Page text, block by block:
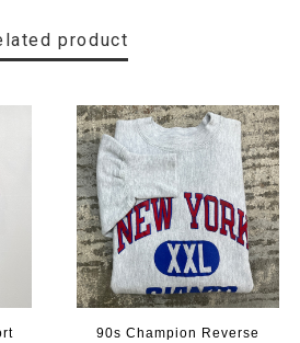
product
90s Champion Reverse